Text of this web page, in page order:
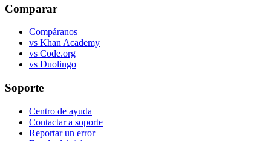
Comparar
Compáranos
vs Khan Academy
vs Code.org
vs Duolingo
Soporte
Centro de ayuda
Contactar a soporte
Reportar un error